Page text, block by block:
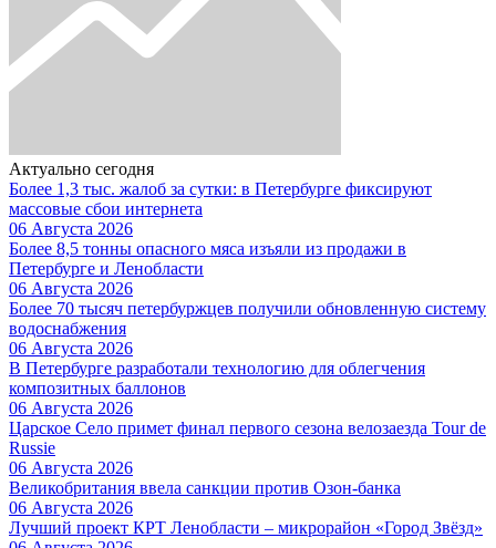
Актуально сегодня
Более 1,3 тыс. жалоб за сутки: в Петербурге фиксируют
массовые сбои интернета
06 Августа 2026
Более 8,5 тонны опасного мяса изъяли из продажи в
Петербурге и Ленобласти
06 Августа 2026
Более 70 тысяч петербуржцев получили обновленную систему
водоснабжения
06 Августа 2026
В Петербурге разработали технологию для облегчения
композитных баллонов
06 Августа 2026
Царское Село примет финал первого сезона велозаезда Tour de
Russie
06 Августа 2026
Великобритания ввела санкции против Озон-банка
06 Августа 2026
Лучший проект КРТ Ленобласти – микрорайон «Город Звёзд»